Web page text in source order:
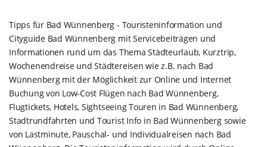
Tipps für Bad Wünnenberg - Touristeninformation und
Cityguide Bad Wünnenberg mit Servicebeiträgen und
Informationen rund um das Thema Städteurlaub, Kurztrip,
Wochenendreise und Städtereisen wie z.B. nach Bad
Wünnenberg mit der Möglichkeit zur Online und Internet
Buchung von Low-Cost Flügen nach Bad Wünnenberg,
Flugtickets, Hotels, Sightseeing Touren in Bad Wünnenberg,
Stadtrundfahrten und Tourist Info in Bad Wünnenberg sowie
von Lastminute, Pauschal- und Individualreisen nach Bad